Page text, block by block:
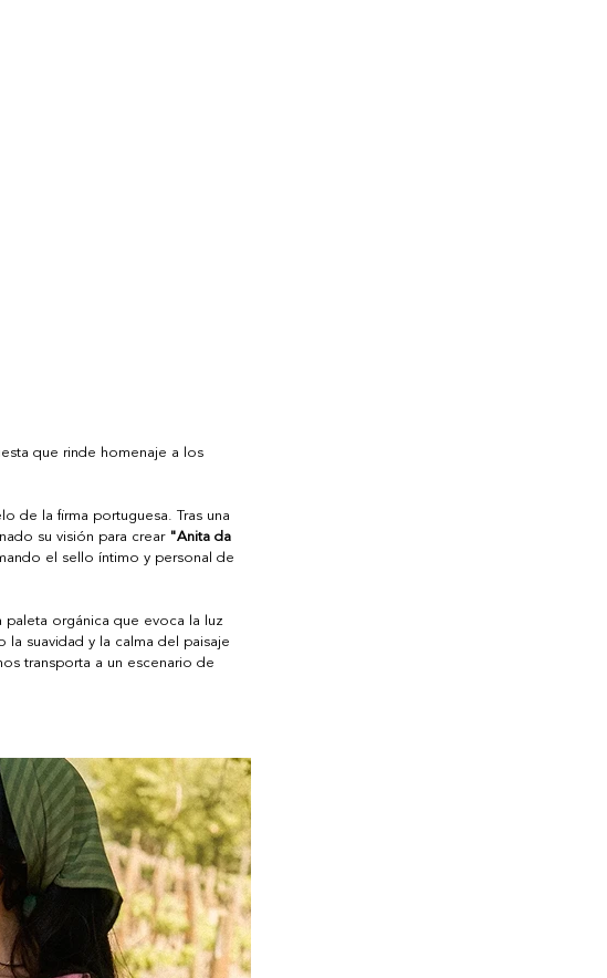
que rinde homenaje a los
de la firma portuguesa. Tras una
su visión para crear "Anita da
el sello íntimo y personal de
orgánica que evoca la luz
la suavidad y la calma del paisaje
transporta a un escenario de